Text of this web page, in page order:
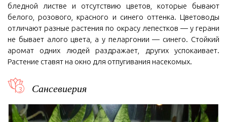
бледной листве и отсутствию цветов, которые бывают
белого, розового, красного и синего оттенка. Цветоводы
отличают разные растения по окрасу лепестков — у герани
не бывает алого цвета, а у пеларгонии — синего. Стойкий
аромат одних людей раздражает, других успокаивает.
Растение ставят на окно для отпугивания насекомых.
Сансевиерия